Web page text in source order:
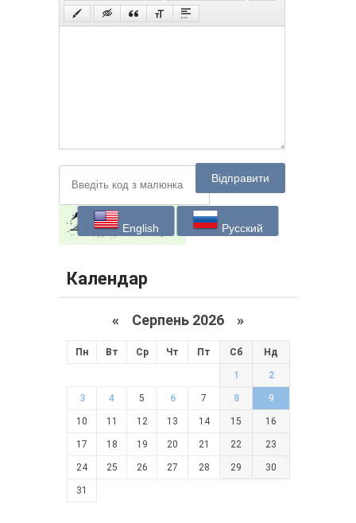
Відправити
English Русский
Календар
« Серпень 2026 »
Пн Вт Ср Чт Пт Сб Нд
1 2
3 4 5 6 7 8 9
10 11 12 13 14 15 16
17 18 19 20 21 22 23
24 25 26 27 28 29 30
31